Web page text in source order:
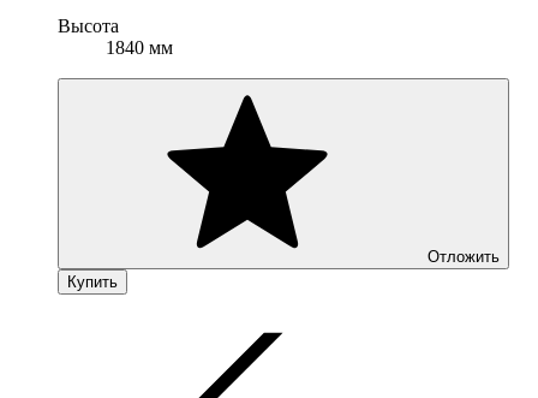
Высота
1840 мм
Отложить
Купить